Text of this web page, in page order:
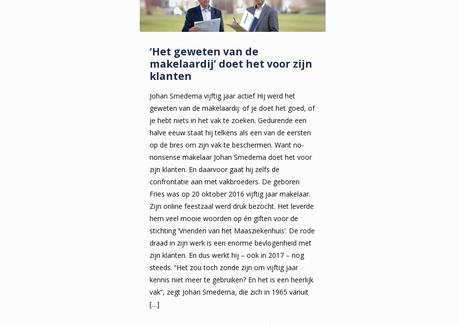
‘Het geweten van de
makelaardij’ doet het voor zijn
klanten
Johan Smedema vijftig jaar actief Hij werd het
geweten van de makelaardij: of je doet het goed, of
je hebt niets in het vak te zoeken. Gedurende een
halve eeuw staat hij telkens als een van de eersten
op de bres om zijn vak te beschermen. Want no-
nonsense makelaar Johan Smedema doet het voor
zijn klanten. En daarvoor gaat hij zelfs de
confrontatie aan met vakbroeders. De geboren
Fries was op 20 oktober 2016 vijftig jaar makelaar.
Zijn online feestzaal werd druk bezocht. Het leverde
hem veel mooie woorden op én giften voor de
stichting ‘Vrienden van het Maasziekenhuis’. De rode
draad in zijn werk is een enorme bevlogenheid met
zijn klanten. En dus werkt hij – ook in 2017 – nog
steeds. “Het zou toch zonde zijn om vijftig jaar
kennis niet meer te gebruiken? En het is een heerlijk
vak”, zegt Johan Smedema, die zich in 1965 vanuit
[…]